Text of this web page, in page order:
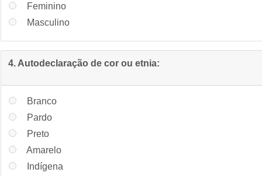
Feminino
Masculino
4. Autodeclaração de cor ou etnia:
Branco
Pardo
Preto
Amarelo
Indígena